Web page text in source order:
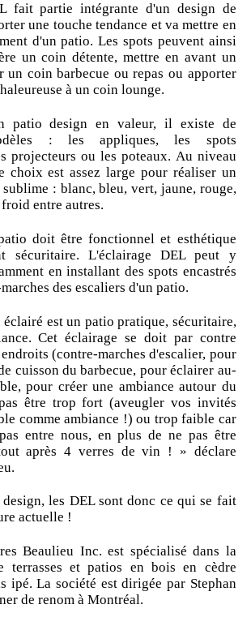
fait partie intégrante d'un design de
une touche tendance et va mettre en
d'un patio. Les spots peuvent ainsi
un coin détente, mettre en avant un
un coin barbecue ou repas ou apporter
à un coin lounge.
patio design en valeur, il existe de
: les appliques, les spots
projecteurs ou les poteaux. Au niveau
choix est assez large pour réaliser un
: blanc, bleu, vert, jaune, rouge,
entre autres.
doit être fonctionnel et esthétique
sécuritaire. L'éclairage DEL peut y
en installant des spots encastrés
des escaliers d'un patio.
est un patio pratique, sécuritaire,
Cet éclairage se doit par contre
(contre-marches d'escalier, pour
cuisson du barbecue, pour éclairer au-
pour créer une ambiance autour du
être trop fort (aveugler vos invités
comme ambiance !) ou trop faible car
entre nous, en plus de ne pas être
après 4 verres de vin ! » déclare
les DEL sont donc ce qui se fait
actuelle !
Beaulieu Inc. est spécialisé dans la
terrasses et patios en bois en cèdre
ipé. La société est dirigée par Stephan
de renom à Montréal.